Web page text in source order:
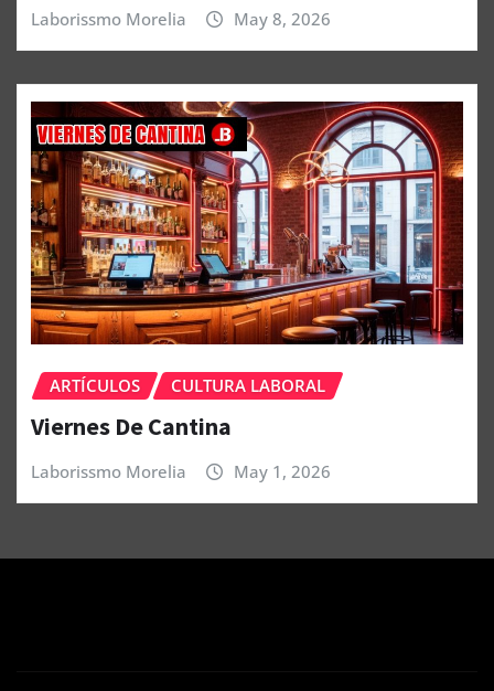
Laborissmo Morelia May 8, 2026
ARTÍCULOS CULTURA LABORAL
Viernes De Cantina
Laborissmo Morelia May 1, 2026